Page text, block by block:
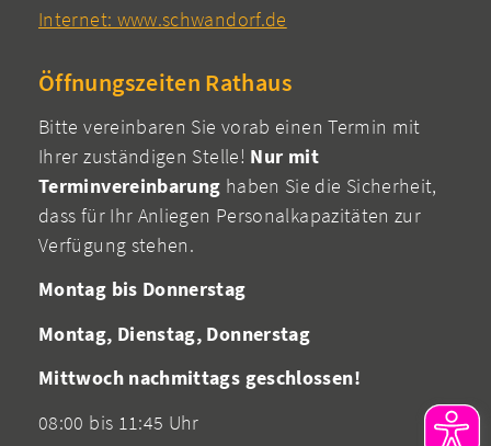
Internet: www.schwandorf.de
Öffnungszeiten Rathaus
Bitte vereinbaren Sie vorab einen Termin mit
Ihrer zuständigen Stelle! Nur mit
Terminvereinbarung haben Sie die Sicherheit,
dass für Ihr Anliegen Personalkapazitäten zur
Verfügung stehen.
Montag bis Donnerstag
Montag, Dienstag, Donnerstag
Mittwoch nachmittags geschlossen!
08:00 bis 11:45 Uhr